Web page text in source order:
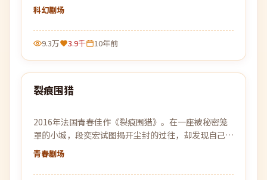
腐烂肌理。
科幻剧场
9.3万 3.9千 10年前
热门
99:28
裂痕围猎
2016年法国青春佳作《裂痕围猎》。在一座被秘密笼
罩的小城，段奕宏试图揭开尘封的过往，却发现自己也
已身陷局中。
青春剧场